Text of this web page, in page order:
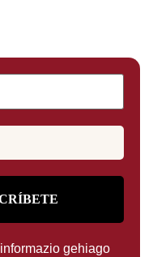
informazio gehiago